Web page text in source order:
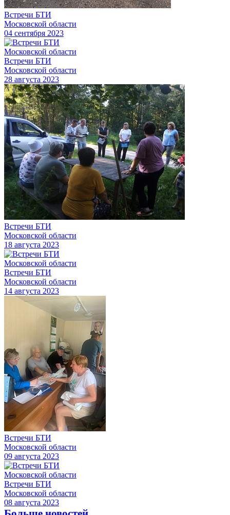
Встречи БТИ
Московской области
04 сентября 2023
Встречи БТИ
Московской области
28 августа 2023
Встречи БТИ
Московской области
18 августа 2023
Встречи БТИ
Московской области
14 августа 2023
Встречи БТИ
Московской области
09 августа 2023
Встречи БТИ
Московской области
08 августа 2023